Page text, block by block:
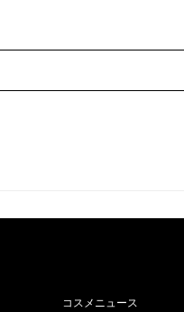
コスメニュース